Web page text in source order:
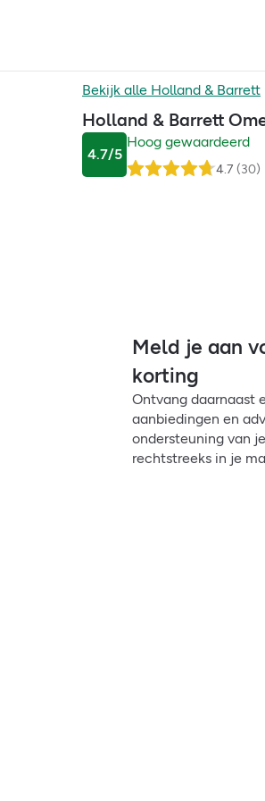
Bekijk alle Holland & Barrett
Holland & Barrett
4.7/5
Hoog gewaardeerd
4.7 (30)
Meld je aan
korting
Ontvang daarnaast
aanbiedingen en
ondersteuning van
rechtstreeks in je